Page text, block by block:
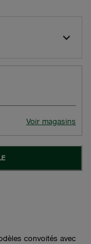
Voir magasins
convoités avec